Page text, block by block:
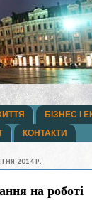
БІЗНЕС І
КОНТАКТИ
2014 Р.
на роботі